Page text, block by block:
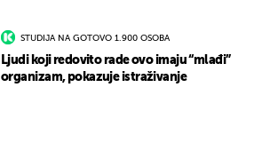
STUDIJA NA GOTOVO 1.900 OSOBA
Ljudi koji redovito rade ovo imaju “mlađi”
organizam, pokazuje istraživanje